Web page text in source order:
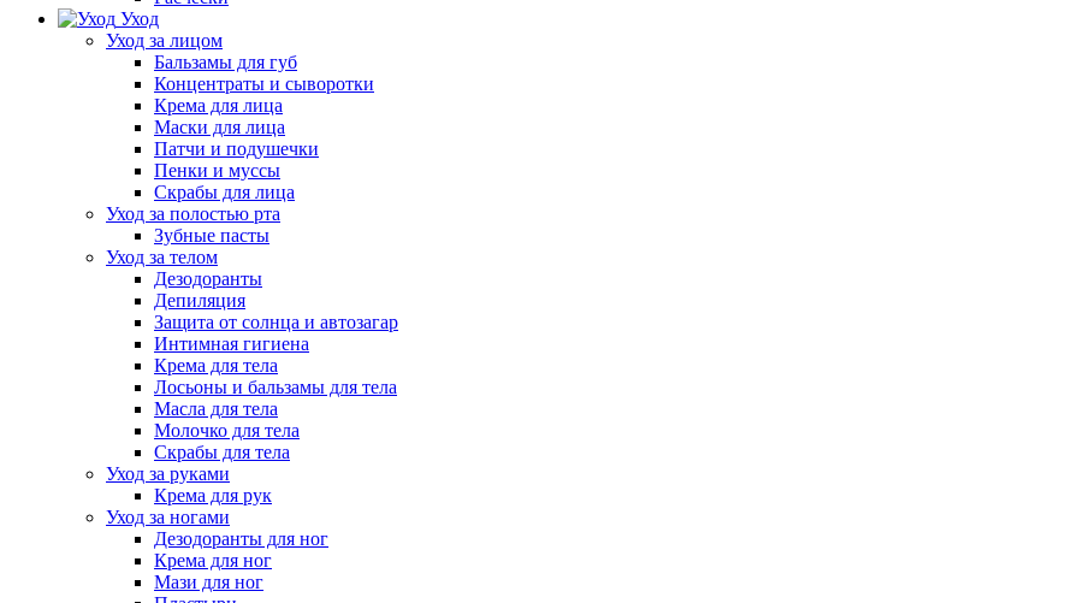
Уход
Уход за лицом
Бальзамы для губ
Концентраты и сыворотки
Крема для лица
Маски для лица
Патчи и подушечки
Пенки и муссы
Скрабы для лица
Уход за полостью рта
Зубные пасты
Уход за телом
Дезодоранты
Депиляция
Защита от солнца и автозагар
Интимная гигиена
Крема для тела
Лосьоны и бальзамы для тела
Масла для тела
Молочко для тела
Скрабы для тела
Уход за руками
Крема для рук
Уход за ногами
Дезодоранты для ног
Крема для ног
Мази для ног